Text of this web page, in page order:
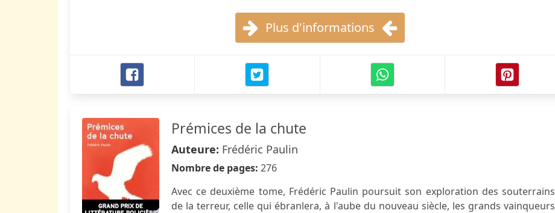
Plus d'informations
Prémices de la chute
Auteure: Frédéric Paulin
Nombre de pages: 276
Avec ce deuxième tome, Frédéric Paulin poursuit son exploration des souterrains
de la terreur, celle qui ébranlera, à l'aube du nouveau siècle, les grands vainqueurs